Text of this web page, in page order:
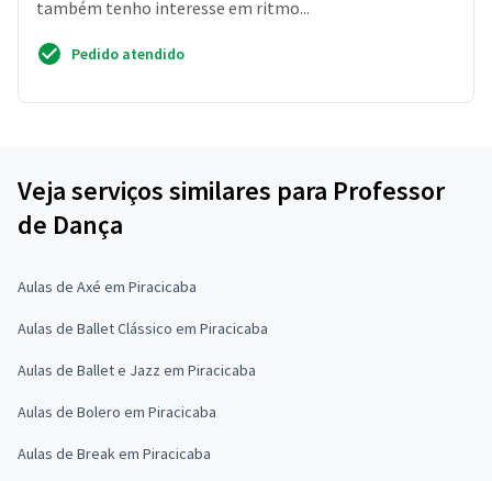
também tenho interesse em ritmo...
Pedido atendido
Veja serviços similares para Professor
de Dança
Aulas de Axé em Piracicaba
Aulas de Ballet Clássico em Piracicaba
Aulas de Ballet e Jazz em Piracicaba
Aulas de Bolero em Piracicaba
Aulas de Break em Piracicaba